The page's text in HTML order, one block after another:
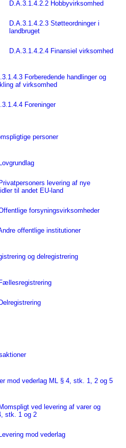
D.A.3.1.4.2.2 Hobbyvirksomhed
D.A.3.1.4.2.3 Støtteordninger i
landbruget
D.A.3.1.4.2.4 Finansiel virksomhed
Forberedende handlinger og
af virksomhed
Foreninger
personer
levering af nye
til andet EU-land
forsyningsvirksomheder
offentlige institutioner
og delregistrering
mod vederlag ML § 4, stk. 1, 2 og 5
ved levering af varer og
stk. 1 og 2
mod vederlag